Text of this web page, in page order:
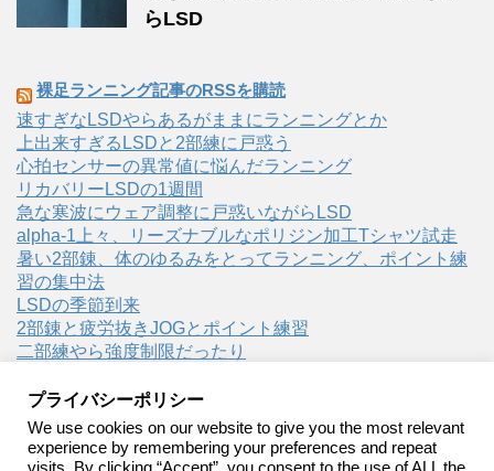
らLSD
裸足ランニング記事のRSSを購読
速すぎなLSDやらあるがままにランニングとか
上出来すぎるLSDと2部練に戸惑う
心拍センサーの異常値に悩んだランニング
リカバリーLSDの1週間
急な寒波にウェア調整に戸惑いながらLSD
alpha-1上々、リーズナブルなポリジン加工Tシャツ試走
暑い2部錬、体のゆるみをとってランニング、ポイント練
習の集中法
LSDの季節到来
2部錬と疲労抜きJOGとポイント練習
二部練やら強度制限だったり
プライバシーポリシー
We use cookies on our website to give you the most relevant
experience by remembering your preferences and repeat